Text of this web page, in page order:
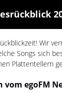
Wir
Songs sich
Plattentellern
vom egoFM